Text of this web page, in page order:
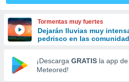
y
forma
digital
basada
Tormentas muy fuertes
Dejarán lluvias muy
pedrisco en las
¡Descarga GRATIS la app de
Meteored!